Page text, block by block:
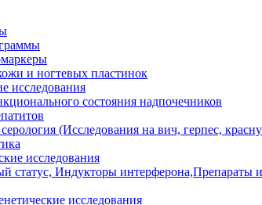
и ногтевых пластинок
исследования
состояния надпочечников
(Исследования на вич, герпес,
исследования
статус, Индукторы интерферона,Препараты
исследования